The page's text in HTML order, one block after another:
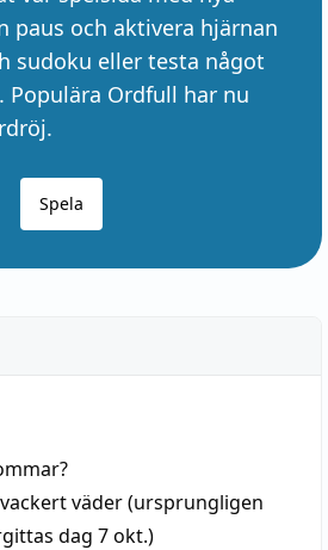
paus och aktivera hjärnan
sudoku eller testa något
Populära Ordfull har nu
Spela
?
vackertväder(ursprungligen
dag 7 okt.)